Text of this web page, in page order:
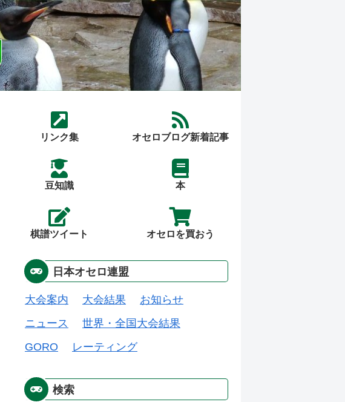
リンク集 オセロブログ新着記事
豆知識 本
棋譜ツイート オセロを買おう
日本オセロ連盟
大会案内 大会結果
お知らせ
ニュース
世界・全国大会結果
GORO
レーティング
検索